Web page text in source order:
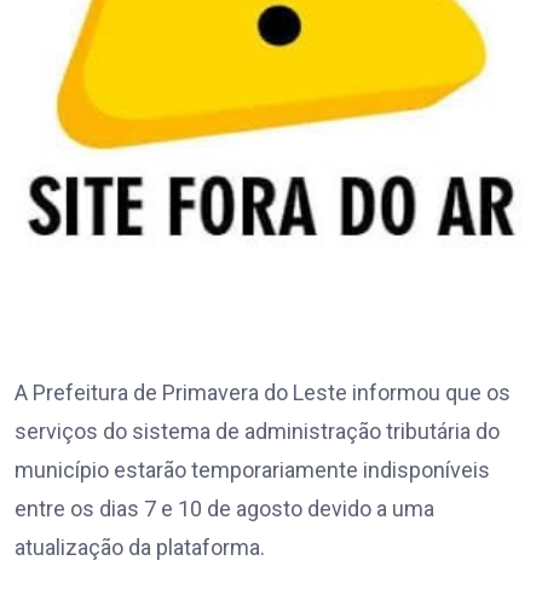
A Prefeitura de Primavera do Leste informou que os
serviços do sistema de administração tributária do
município estarão temporariamente indisponíveis
entre os dias 7 e 10 de agosto devido a uma
atualização da plataforma.